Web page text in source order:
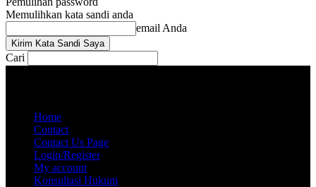
Memulihkan kata sandi anda
email Anda
Cari
Home
Contact
Contact Us Page
Login/Register
My account
Konsultasi Hukum